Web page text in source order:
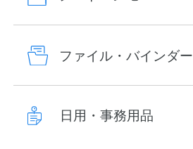
ファイル・バインダー
日用・事務用品